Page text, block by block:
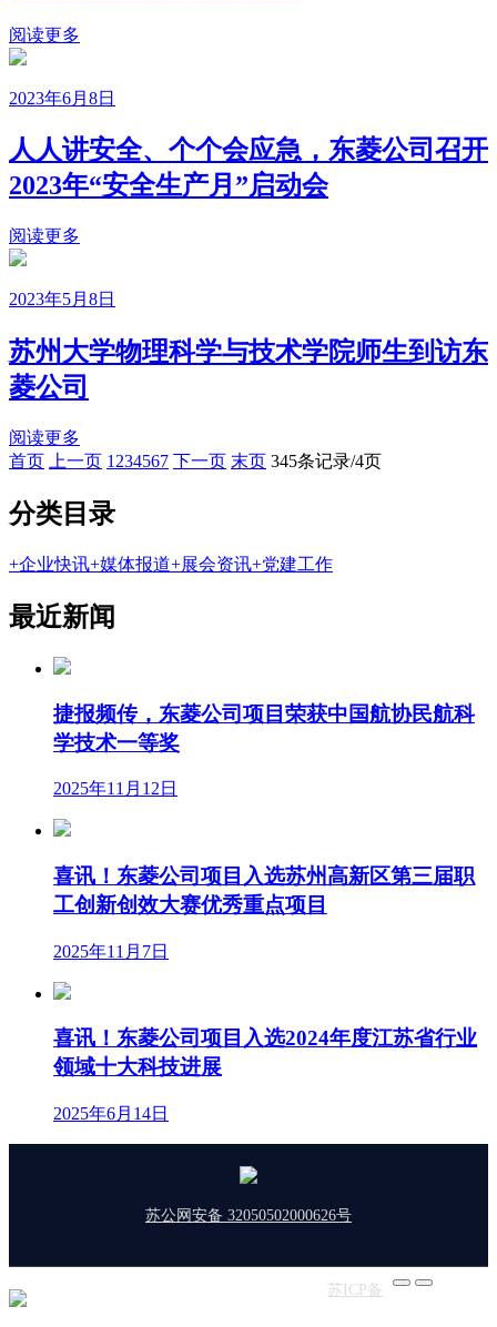
阅读更多
2023年6月8日
人人讲安全、个个会应急，东菱公司召开
2023年“安全生产月”启动会
阅读更多
2023年5月8日
苏州大学物理科学与技术学院师生到访东
菱公司
阅读更多
首页
上一页 1 234567 下一页 末页 345条记录/4页
分类目录
+企业快讯+媒体报道+展会资讯+党建工作
最近新闻
捷报频传，东菱公司项目荣获中国航协民航科
学技术一等奖
2025年11月12日
喜讯！东菱公司项目入选苏州高新区第三届职
工创新创效大赛优秀重点项目
2025年11月7日
喜讯！东菱公司项目入选2024年度江苏省行业
领域十大科技进展
2025年6月14日
苏公网安备 32050502000626号
苏ICP备